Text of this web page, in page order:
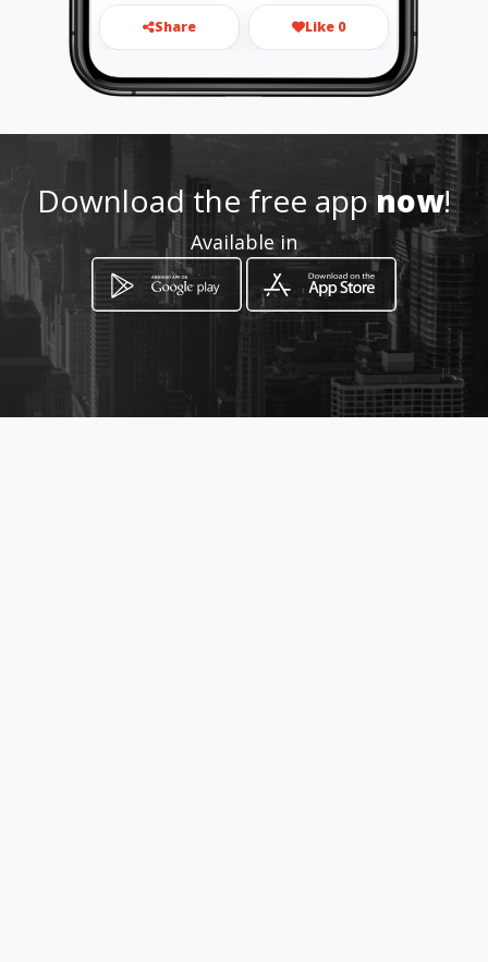
Share Like 0
adrianpp_30@outlook.com
Location -
Download the free appnow!
Available in